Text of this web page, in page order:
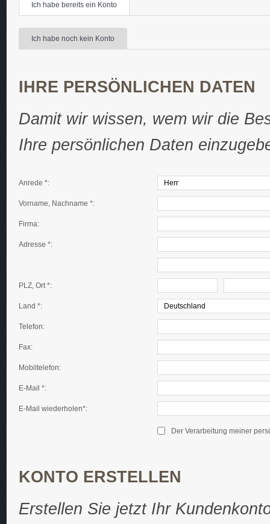
Ich habe bereits ein Konto
Ich habe noch kein Konto
IHRE PERSÖNLICHEN DATEN
Damit wir wissen, wem wir die
Ihre persönlichen Daten
Anrede *:
Vorname, Nachname *:
Firma:
Adresse *:
PLZ, Ort *:
Land *:
Telefon:
Fax:
Mobiltelefon:
E-Mail *:
E-Mail wiederholen*:
Der Verarbeitung meiner
KONTO ERSTELLEN
Erstellen Sie jetzt Ihr